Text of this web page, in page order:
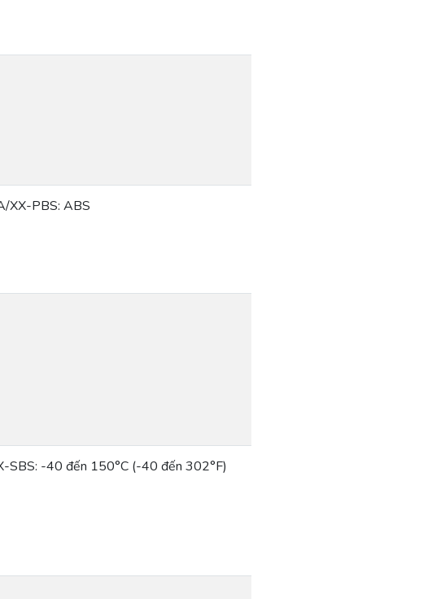
XX-PBS: ABS
-40 đến 150°C (-40 đến 302°F)